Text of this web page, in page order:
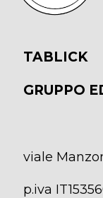
TABLICK
GRUPPO
viale
p.iva